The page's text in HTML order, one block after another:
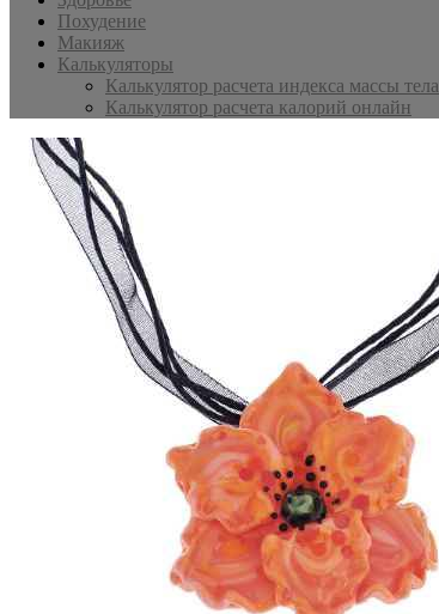
Похудение
Макияж
Калькуляторы
Калькулятор расчета индекса массы тела
Калькулятор расчета калорий онлайн